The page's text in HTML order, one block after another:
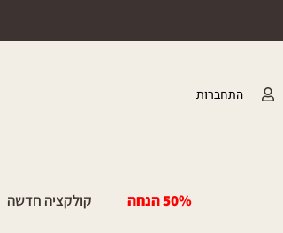
התחברות
50% הנחה קולקציה חדשה